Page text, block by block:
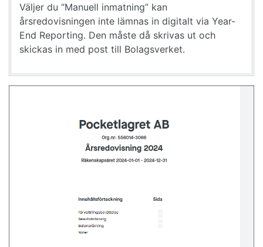
Väljer du “Manuell inmatning” kan
årsredovisningen inte lämnas in digitalt via Year-
End Reporting. Den måste då skrivas ut och
skickas in med post till Bolagsverket.